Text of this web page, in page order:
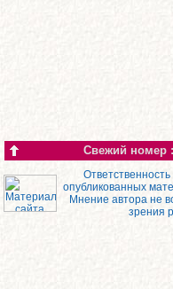
Свежий номер
опубликованных
Мнение автора не
зрения